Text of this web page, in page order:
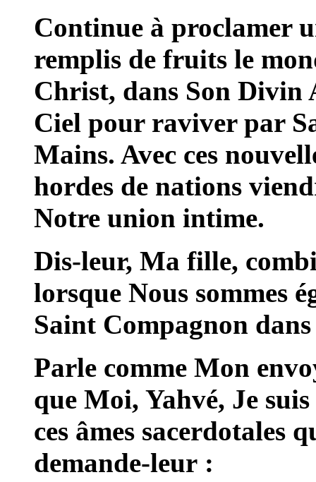
Continue à proclamer
remplis de fruits le
Christ, dans Son Divin
Ciel pour raviver par
Mains. Avec ces
hordes de nations
Notre union intime.
Dis-leur, Ma fille,
lorsque Nous sommes
Saint Compagnon
Parle comme Mon
que Moi, Yahvé, Je
ces âmes sacerdotales
demande-leur :